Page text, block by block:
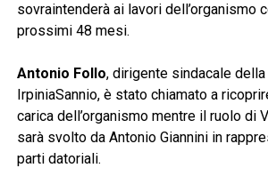
sovraintenderà ai lavori dell’organismo
prossimi 48 mesi.
Antonio Follo, dirigente sindacale della
IrpiniaSannio, è stato chiamato a
carica dell’organismo mentre il ruolo di
sarà svolto da Antonio Giannini in
parti datoriali.